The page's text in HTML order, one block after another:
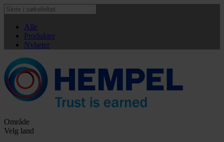
Alle
Produkter
Nyheter
Område
Velg land